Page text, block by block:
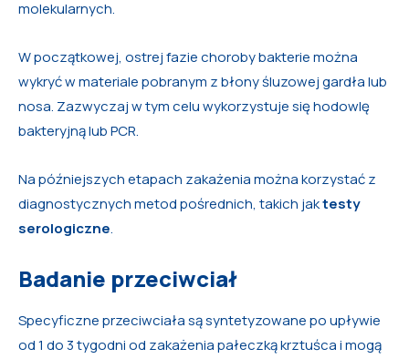
molekularnych.
W początkowej, ostrej fazie choroby bakterie można
wykryć w materiale pobranym z błony śluzowej gardła lub
nosa. Zazwyczaj w tym celu wykorzystuje się hodowlę
bakteryjną lub PCR.
Na późniejszych etapach zakażenia można korzystać z
diagnostycznych metod pośrednich, takich jaktesty
serologiczne.
Badanie przeciwciał
Specyficzne przeciwciała są syntetyzowane po upływie
od 1 do 3 tygodni od zakażenia pałeczką krztuśca i mogą